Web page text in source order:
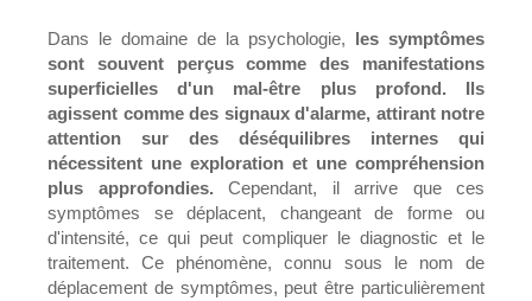
Dans le domaine de la psychologie, les symptômes
sont souvent perçus comme des manifestations
superficielles d'un mal-être plus profond.
Ils
agissent comme des signaux d'alarme, attirant notre
attention sur des déséquilibres internes qui
nécessitent une exploration et une compréhension
plus approfondies. Cependant, il arrive que ces
symptômes se déplacent, changeant de forme ou
d'intensité, ce qui peut compliquer le diagnostic et le
traitement. Ce phénomène, connu sous le nom de
déplacement de symptômes, peut être particulièrement